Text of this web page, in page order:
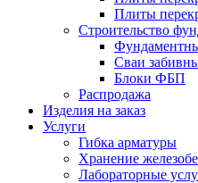
Плиты
Строительство
Сваи
Блоки ФБП
Распродажа
Изделия на заказ
Услуги
Гибка арматуры
Хранение
Лабораторные